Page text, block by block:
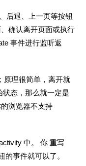
后退、上一页等按钮
确认离开页面或执行
事件进行监听返
原理很简单，离开就
态，那么就一定是
浏览器不支持
中。 你 重写
的事件就可以了。